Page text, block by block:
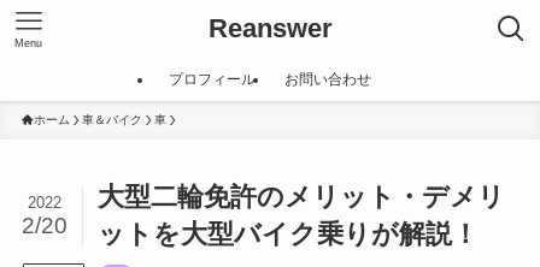
Reanswer
Menu
プロフィール お問い合わせ
ホーム 車＆バイク 車
大型二輪免許のメリット・デメリ
ットを大型バイク乗りが解説！
2022
2/20